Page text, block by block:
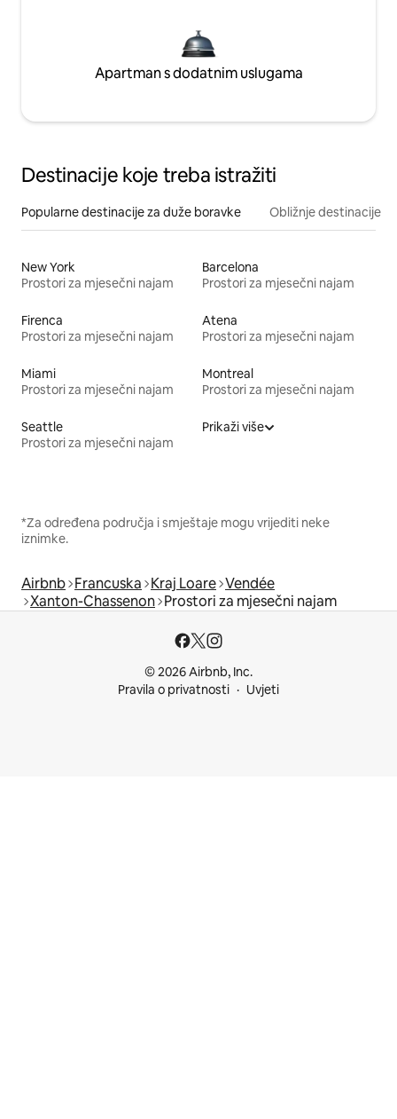
Apartman s dodatnim uslugama
Destinacije koje treba istražiti
Popularne destinacije za duže boravke Obližnje destinacije
New York
Prostori za mjesečni najam
Barcelona
Prostori za mjesečni najam
Firenca
Prostori za mjesečni najam
Atena
Prostori za mjesečni najam
Miami
Prostori za mjesečni najam
Montreal
Prostori za mjesečni najam
Seattle
Prostori za mjesečni najam
Prikaži više
*Za određena područja i smještaje mogu vrijediti neke
iznimke.
Airbnb Francuska Kraj Loare Vendée
Xanton-Chassenon Prostori za mjesečni najam
© 2026 Airbnb, Inc.
Pravila o privatnosti
Uvjeti